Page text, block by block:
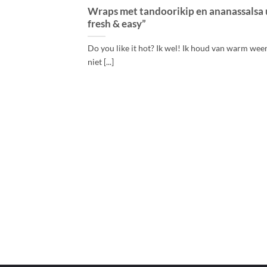
Wraps met tandoorikip en ananassalsa
fresh & easy”
Do you like it hot? Ik wel! Ik houd van warm
niet [...]